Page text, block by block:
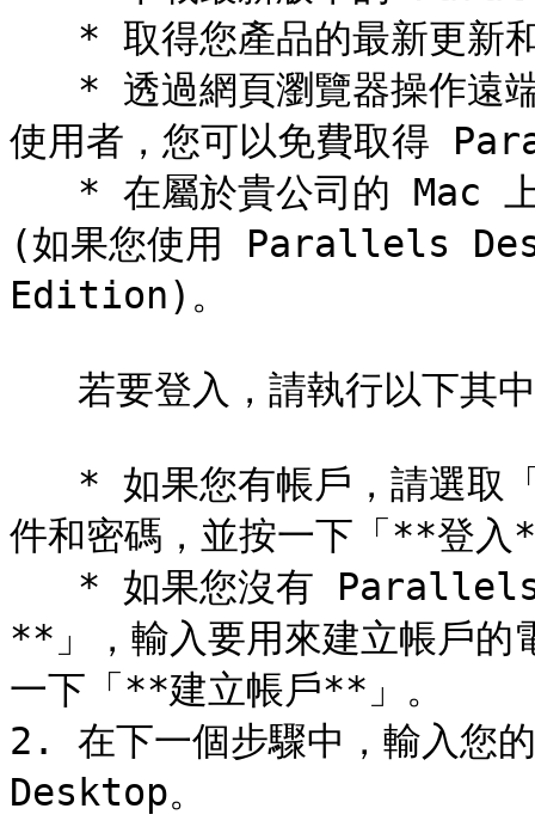
使用者，您可以免費取得
(如果您使用 Parallels
Edition)。
件和密碼，並按一下「**登入
**」，輸入要用來建立帳戶的
一下「**建立帳戶**」。
2. 在下一個步驟中，輸入
Desktop。